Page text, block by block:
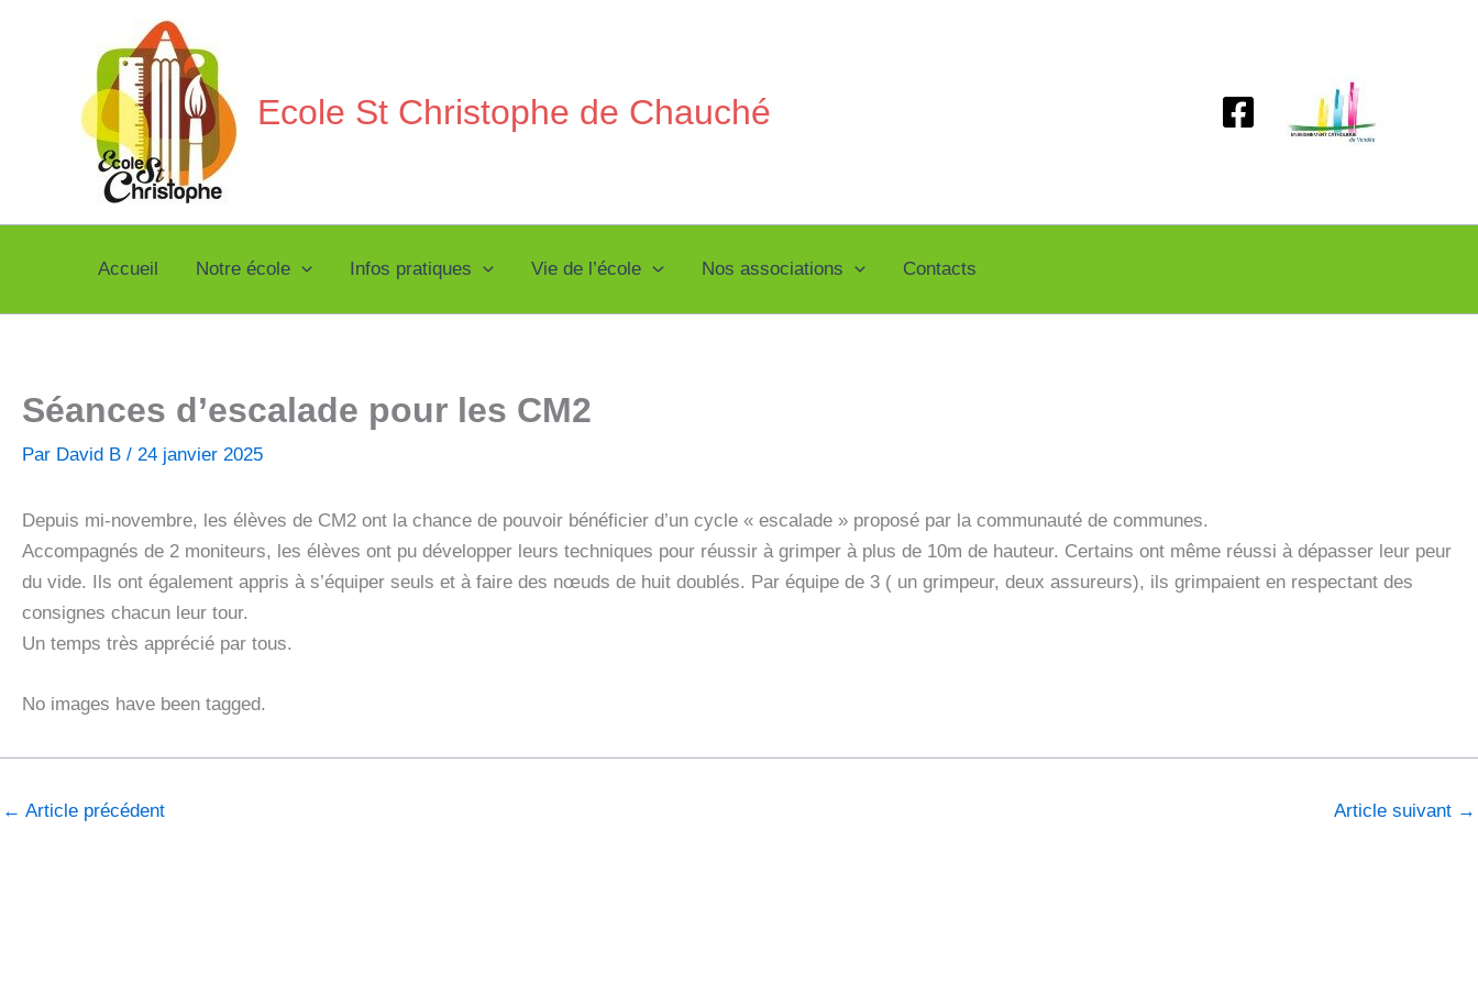
Ecole St Christophe de Chauché
Accueil Notre école Infos pratiques Vie de l’école Nos associations Contacts
Séances d’escalade pour les CM2
Par David B / 24 janvier 2025
Depuis mi-novembre, les élèves de CM2 ont la chance de pouvoir bénéficier d’un cycle « escalade » proposé par la communauté de communes.
Accompagnés de 2 moniteurs, les élèves ont pu développer leurs techniques pour réussir à grimper à plus de 10m de hauteur. Certains ont même réussi à dépasser leur peur
du vide. Ils ont également appris à s’équiper seuls et à faire des nœuds de huit doublés. Par équipe de 3 ( un grimpeur, deux assureurs), ils grimpaient en respectant des
consignes chacun leur tour.
Un temps très apprécié par tous.
No images have been tagged.
← Article précédent Article suivant →